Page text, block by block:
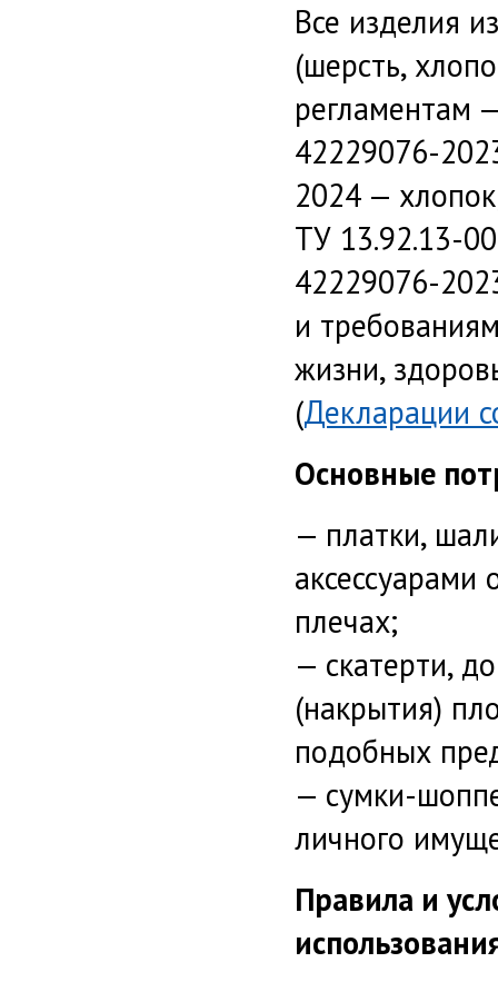
Все изделия
(шерсть,
регламентам
42229076-
2024 —
ТУ 13.92.13-
42229076-
и
жизни,
(Декларации
Основные
— платки,
плечах;
— скатерти,
(накрытия)
подобных
— сумки-
личного
Правила и